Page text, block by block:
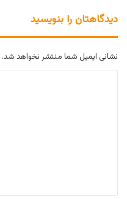
دیدگاهتان را بنویسید
نشانی ایمیل شما منتشر نخواهد شد.